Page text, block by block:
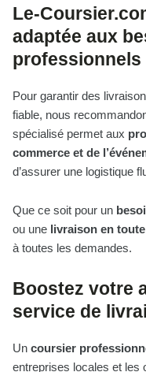
Le-
adaptée aux
professionnels
Pour garantir des
fiable, nous
spécialisé permet aux
commerce et de
d’assurer une logistique
Que ce soit pour un
ou une livraison en
à toutes les demandes.
Boostez votre
service de
Un coursier
entreprises locales et les